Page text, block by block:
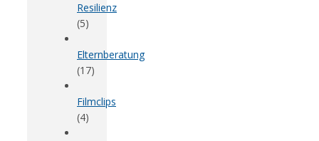
Resilienz
(5)
Elternberatung
(17)
Filmclips
(4)